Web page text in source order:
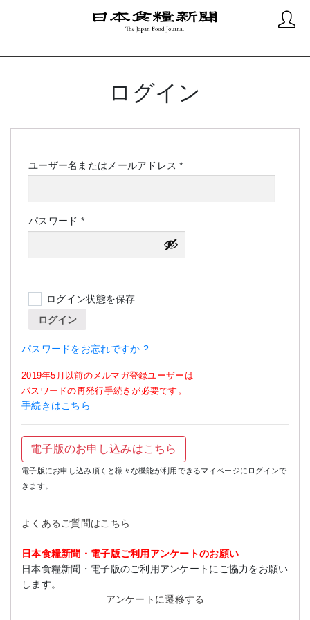
ログイン
ユーザー名またはメールアドレス*必
パスワード *必
須
ログイン状態を保存
ログイン
パスワードをお忘れですか ?
2019年5月以前のメルマガ登録ユーザーは
パスワードの再発行手続きが必要です。
手続きはこちら
電子版のお申し込みはこちら
電子版にお申し込み頂くと様々な機能が利用できるマイページにログインで
きます。
よくあるご質問はこちら
日本食糧新聞・電子版ご利用アンケートのお願い
日本食糧新聞・電子版のご利用アンケートにご協力をお願い
します。
アンケートに遷移する